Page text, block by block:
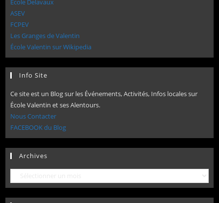
Ecole Delavaux
ASEV
FCPEV
Les Granges de Valentin
École Valentin sur Wikipedia
Info Site
Ce site est un Blog sur les Événements, Activités, Infos locales sur
École Valentin et ses Alentours.
Nous Contacter
FACEBOOK du Blog
Archives